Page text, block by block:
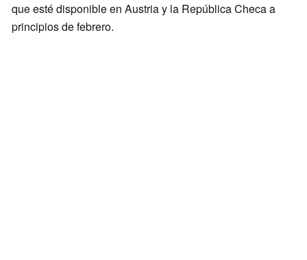
que esté disponible en Austria y la República Checa a
principios de febrero.